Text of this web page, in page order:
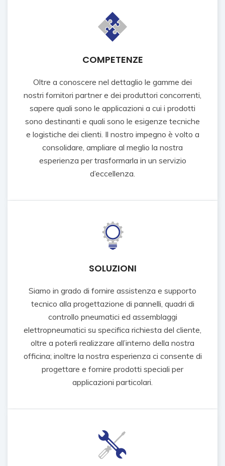
COMPETENZE
Oltre a conoscere nel dettaglio le gamme dei
nostri fornitori partner e dei produttori concorrenti,
sapere quali sono le applicazioni a cui i prodotti
sono destinanti e quali sono le esigenze tecniche
e logistiche dei clienti. Il nostro impegno è volto a
consolidare, ampliare al meglio la nostra
esperienza per trasformarla in un servizio
d’eccellenza.
SOLUZIONI
Siamo in grado di fornire assistenza e supporto
tecnico alla progettazione di pannelli, quadri di
controllo pneumatici ed assemblaggi
elettropneumatici su specifica richiesta del cliente,
oltre a poterli realizzare all’interno della nostra
officina; inoltre la nostra esperienza ci consente di
progettare e fornire prodotti speciali per
applicazioni particolari.